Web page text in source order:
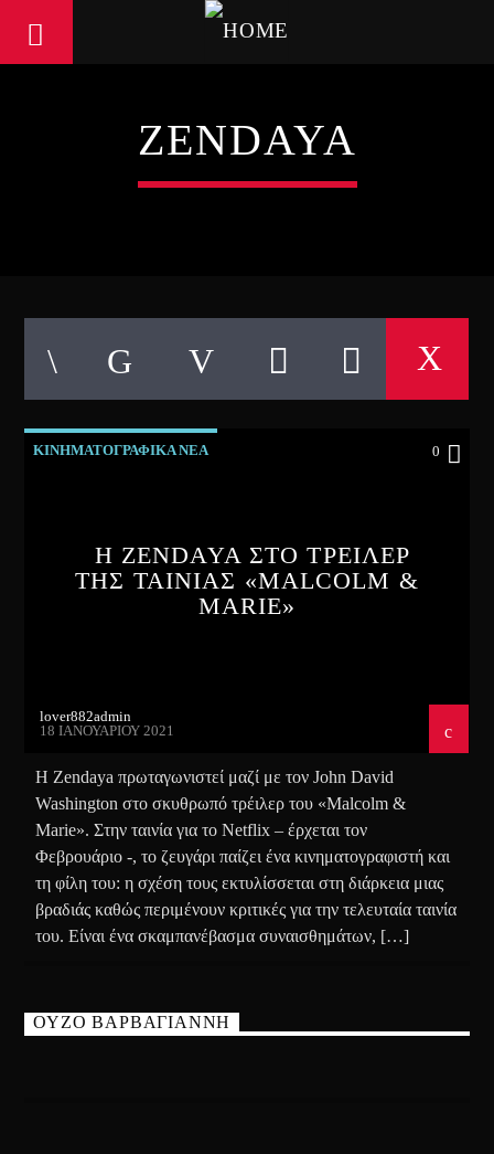
ZENDAYA
ΚΙΝΗΜΑΤΟΓΡΑΦΙΚΑ ΝΕΑ 0
Η ZENDAYA ΣΤΟ ΤΡΕΙΛΕΡ
ΤΗΣ ΤΑΙΝΙΑΣ «MALCOLM &
MARIE»
lover882admin
18 ΙΑΝΟΥΑΡΊΟΥ 2021
Η Zendaya πρωταγωνιστεί μαζί με τον John David
Washington στο σκυθρωπό τρέιλερ του «Malcolm &
Marie». Στην ταινία για το Netflix – έρχεται τον
Φεβρουάριο -, το ζευγάρι παίζει ένα κινηματογραφιστή και
τη φίλη του: η σχέση τους εκτυλίσσεται στη διάρκεια μιας
βραδιάς καθώς περιμένουν κριτικές για την τελευταία ταινία
του. Είναι ένα σκαμπανέβασμα συναισθημάτων, […]
ΟΥΖΟ ΒΑΡΒΑΓΙΑΝΝΗ